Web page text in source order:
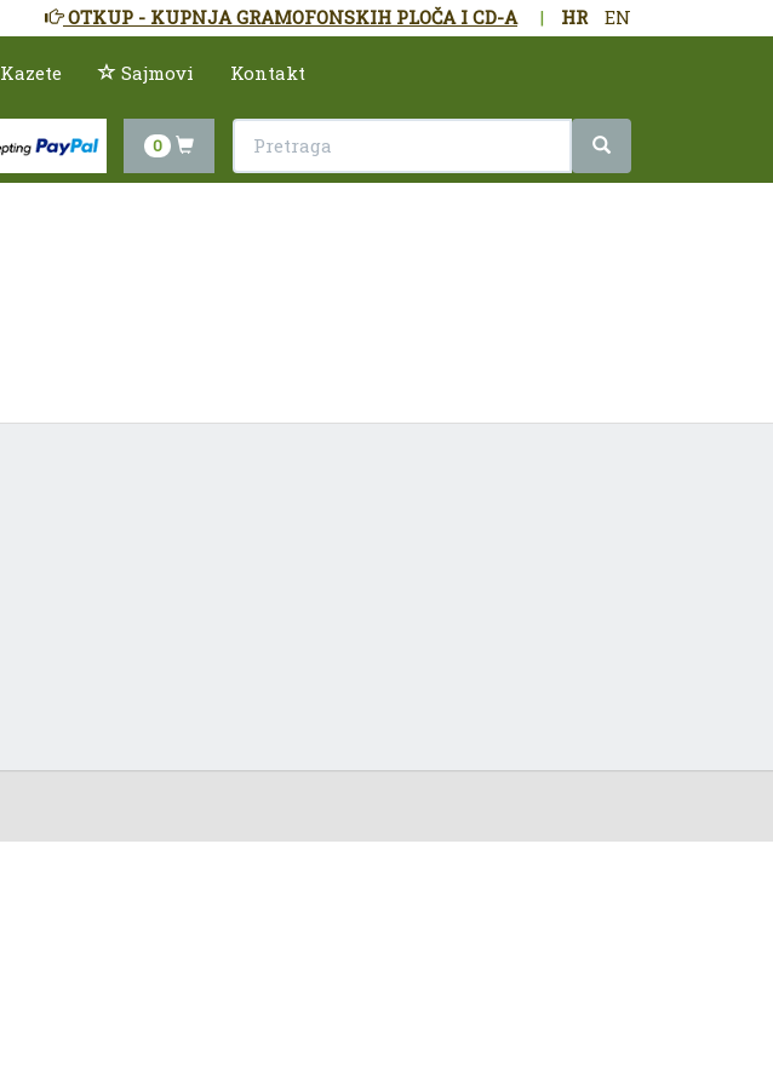
HR EN
|
OTKUP - KUPNJA GRAMOFONSKIH PLOČA I CD-A
Kazete Sajmovi Kontakt
0